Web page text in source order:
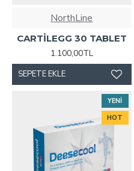
NorthLine
CARTİLEGG 30 TABLET
1.100,00TL
SEPETE EKLE
YENI
HOT